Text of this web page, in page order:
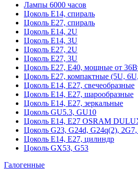
Лампы 6000 часов
Цоколь Е14, спираль
Цоколь Е27, спираль
Цоколь Е14, 2U
Цоколь Е14, 3U
Цоколь Е27, 2U
Цоколь Е27, 3U
Цоколь Е27, Е40, мощные от
Цоколь Е27, компактные (5U,
Цоколь Е14, Е27, свечеобразные
Цоколь Е14, Е27, шарообразные
Цоколь Е14, Е27, зеркальные
Цоколь GU5.3, GU10
Цоколь Е14, Е27 OSRAM
Цоколь G23, G24d, G24q(2), 2G7,
Цоколь Е14, Е27, цилиндр
Цоколь GX53, G53
Галогенные